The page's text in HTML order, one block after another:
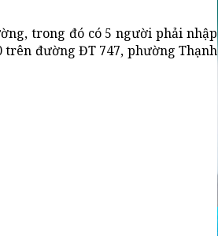
trong đó có 5 người phải nhập
đường ĐT 747, phường Thạnh